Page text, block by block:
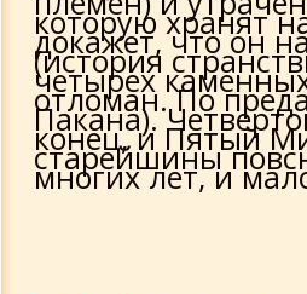
которую хранят
докажет, что он
(история
четырех
отломан. По
Пакана).
конец, и Пятый
старейшины
многих лет, и